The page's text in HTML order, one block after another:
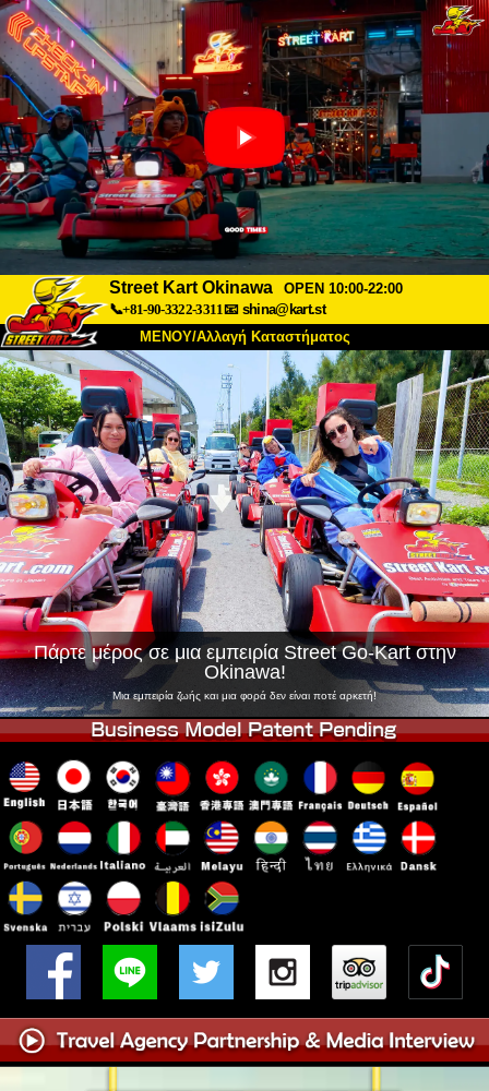
Street Kart Okinawa
OPEN 10:00-22:00
📞+81-90-3322-3311📧 shina@kart.st
ΜΕΝΟΥ/Αλλαγή Καταστήματος
ΚΥΡΙΩΣ
Σχετικά Προδιαγραφές Τιμές
Πρόσβαση Αναφορές Συχνές Ερωτήσεις
Εταιρεία Κράτηση
Αλλαγή Καταστήματος
Τόκιο Σινάγαουα #1 Τόκιο Ακίχαμπαρα #1
Τόκιο Ακίχαμπαρα #2 Τόκιο Σιμπούγια
Τόκιο Σιμπούγια Annex Τόκιο Κόλπος
Τόκιο Ασακούσα Οσάκα
Οκινάουα
Πάρτε μέρος σε μια εμπειρία Street Go-Kart στην
Okinawa!
Μια εμπειρία ζωής και μια φορά δεν είναι ποτέ αρκετή!